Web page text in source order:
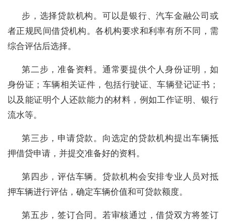
步，选择贷款机构。可以是银行、汽车金融公司或
者正规民间借贷机构。各机构要求和利率有所不同，需
综合评估后选择。
第二步，准备资料。通常要提供个人身份证明，如
身份证；车辆相关证件，包括行驶证、车辆登记证书；
以及能证明个人还款能力的材料，例如工作证明、银行
流水等。
第三步，申请贷款。向选定的贷款机构提出车辆抵
押借贷申请，并提交准备好的资料。
第四步，评估车辆。贷款机构会安排专业人员对抵
押车辆进行评估，确定车辆价值和可贷款额度。
第五步，签订合同。若审核通过，借贷双方将签订